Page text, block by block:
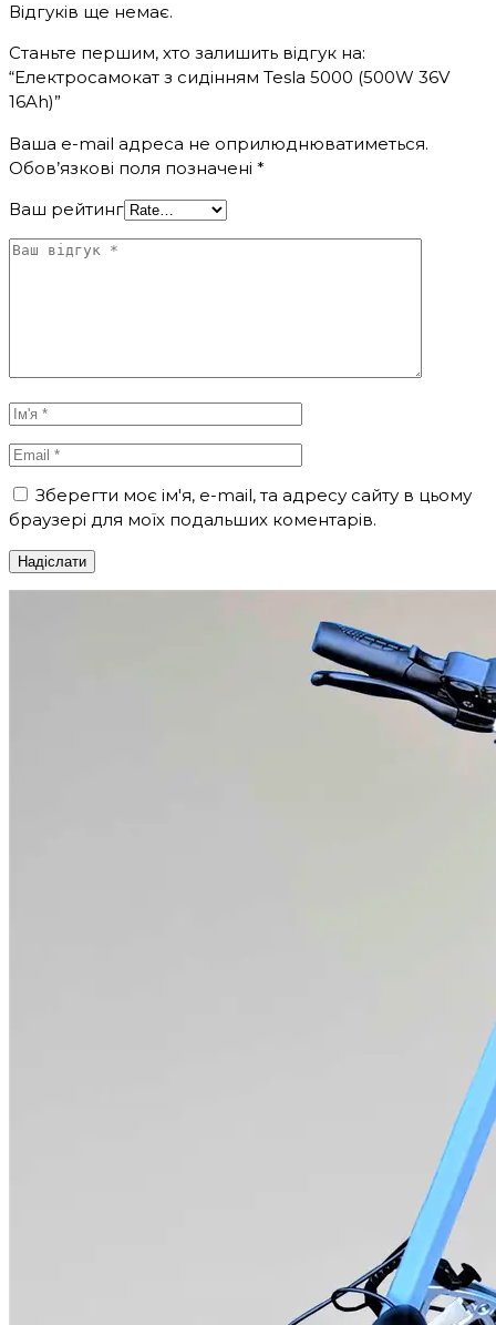
Відгуків ще немає.
Станьте першим, хто залишить відгук на:
“Електросамокат з сидінням Tesla 5000 (500W 36V
16Ah)”
Ваша e-mail адреса не оприлюднюватиметься.
Обов’язкові поля позначені *
Ваш рейтинг
Зберегти моє ім'я, e-mail, та адресу сайту в цьому
браузері для моїх подальших коментарів.